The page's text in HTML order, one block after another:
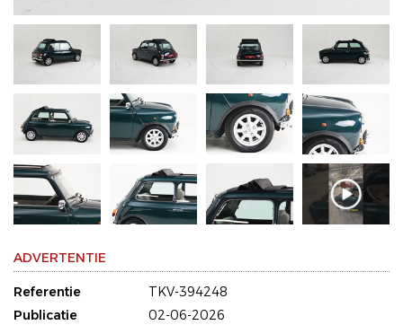
ADVERTENTIE
Referentie
TKV-394248
Publicatie
02-06-2026